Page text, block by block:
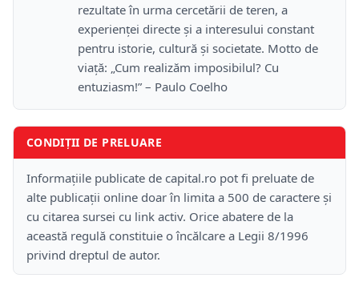
rezultate în urma cercetării de teren, a
experienței directe și a interesului constant
pentru istorie, cultură și societate. Motto de
viață: „Cum realizăm imposibilul? Cu
entuziasm!” – Paulo Coelho
CONDIȚII DE PRELUARE
Informațiile publicate de capital.ro pot fi preluate de
alte publicații online doar în limita a 500 de caractere și
cu citarea sursei cu link activ. Orice abatere de la
această regulă constituie o încălcare a Legii 8/1996
privind dreptul de autor.